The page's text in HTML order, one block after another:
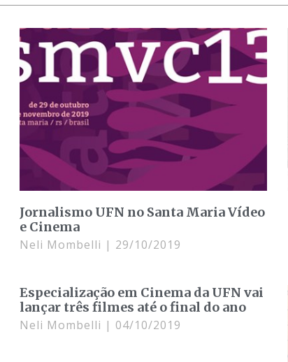
Jornalismo UFN no Santa Maria Vídeo
e Cinema
Neli Mombelli 29/10/2019
Especialização em Cinema da UFN vai
lançar três filmes até o final do ano
Neli Mombelli 04/10/2019